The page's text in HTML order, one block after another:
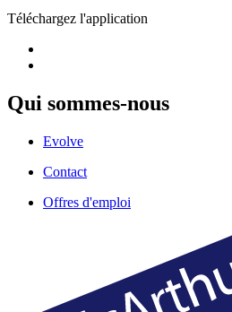
Téléchargez l'application
Qui sommes-nous
Evolve
Contact
Offres d'emploi